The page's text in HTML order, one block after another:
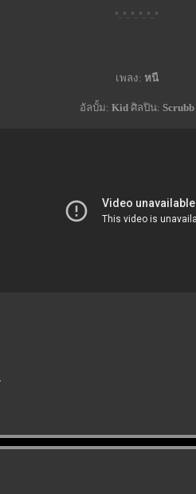
*_*_*_*_*_*
เพลง: หนี
อัลบั้ม: Kidศิลปิน: Scrubb